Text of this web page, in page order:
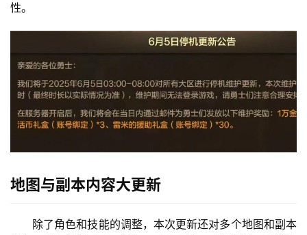
性。
地图与副本内容大更新
除了角色和技能的调整，本次更新还对多个地图和副本